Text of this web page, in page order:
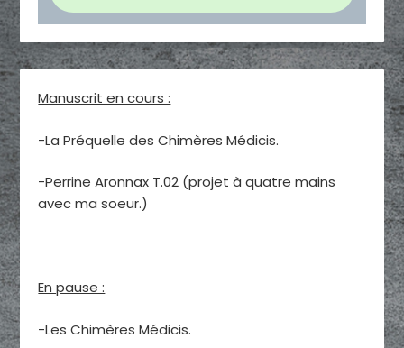
Manuscrit en cours :
-La Préquelle des Chimères Médicis.
-Perrine Aronnax T.02 (projet à quatre mains
avec ma soeur.)
En pause :
-Les Chimères Médicis.